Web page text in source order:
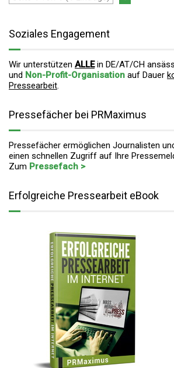
Soziales Engagement
Wir unterstützen ALLEin DE/AT/CH
und Non-Profit-Organisation auf Dauer
Pressearbeit.
Pressefächer bei PRMaximus
Pressefächer ermöglichen Journalisten
einen schnellen Zugriff auf Ihre
Zum Pressefach >
Erfolgreiche Pressearbeit eBook